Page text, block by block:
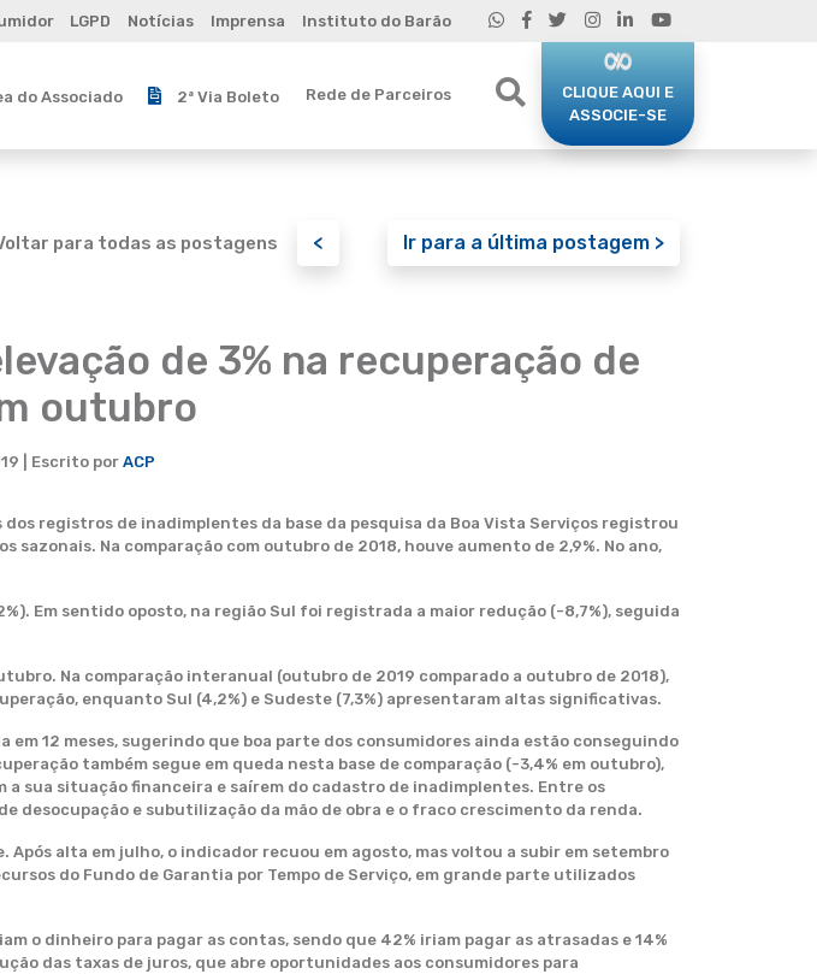
LGPD Notícias Imprensa Instituto do Barão
do Associado 2ª Via Boleto Rede de Parceiros
CLIQUE AQUI E
ASSOCIE-SE
para todas as postagens < Ir para a última postagem >
de 3% na recuperação de
outubro
| Escrito porACP
registros de inadimplentes da base da pesquisa da Boa Vista Serviços registrou
Na comparação com outubro de 2018, houve aumento de 2,9%. No ano,
Em sentido oposto, na região Sul foi registrada a maior redução (-8,7%), seguida
Na comparação interanual (outubro de 2019 comparado a outubro de 2018),
enquanto Sul (4,2%) e Sudeste (7,3%) apresentaram altas significativas.
12 meses, sugerindo que boa parte dos consumidores ainda estão conseguindo
também segue em queda nesta base de comparação (-3,4% em outubro),
sua situação financeira e saírem do cadastro de inadimplentes. Entre os
desocupação e subutilização da mão de obra e o fraco crescimento da renda.
alta em julho, o indicador recuou em agosto, mas voltou a subir em setembro
do Fundo de Garantia por Tempo de Serviço, em grande parte utilizados
o dinheiro para pagar as contas, sendo que 42% iriam pagar as atrasadas e 14%
das taxas de juros, que abre oportunidades aos consumidores para